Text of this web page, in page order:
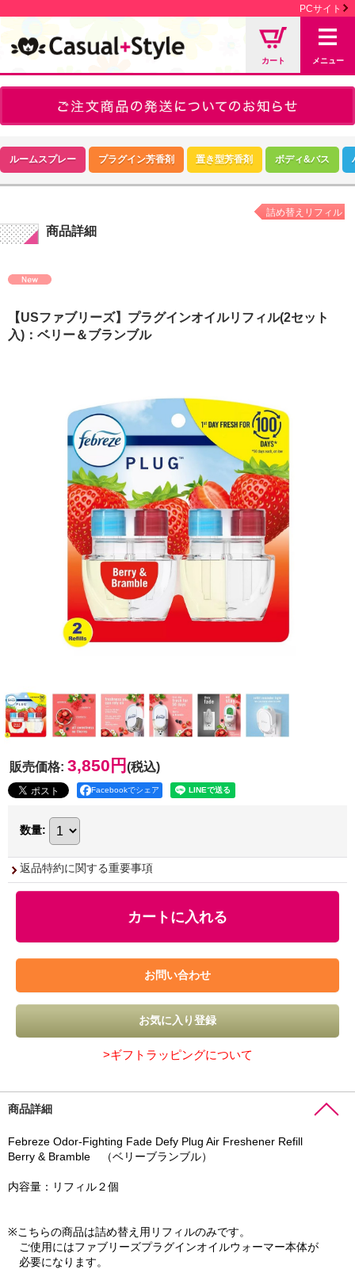
PCサイト
カート メニュー
ルームスプレー プラグイン芳香剤 置き型芳香剤 ボディ&バス
商品詳細
詰め替えリフィル
【USファブリーズ】プラグインオイルリフィル(2セット
入)：ベリー＆ブランブル
販売価格: 3,850円 (税込)
Facebookでシェア
数量:
返品特約に関する重要事項
>ギフトラッピングについて
商品詳細
Febreze Odor-Fighting Fade Defy Plug Air Freshener Refill
Berry & Bramble （ベリーブランブル）
内容量：リフィル２個
※こちらの商品は詰め替え用リフィルのみです。
ご使用にはファブリーズプラグインオイルウォーマー本体が
必要になります。